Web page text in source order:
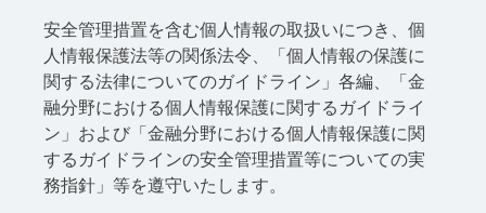
安全管理措置を含む個人情報の取扱いにつき、個
人情報保護法等の関係法令、「個人情報の保護に
関する法律についてのガイドライン」各編、「金
融分野における個人情報保護に関するガイドライ
ン」および「金融分野における個人情報保護に関
するガイドラインの安全管理措置等についての実
務指針」等を遵守いたします。